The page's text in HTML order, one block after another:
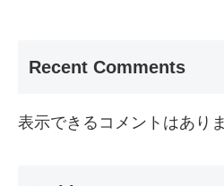
Recent Comments
表示できるコメントはあり